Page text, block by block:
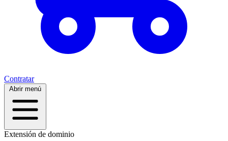
Contratar
Abrir menú
Extensión de dominio